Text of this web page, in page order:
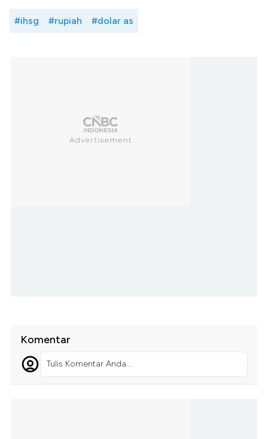
#ihsg #rupiah #dolar as
Komentar
Tulis Komentar Anda...